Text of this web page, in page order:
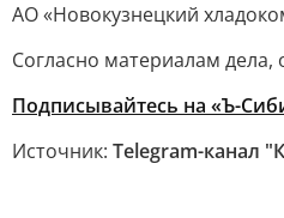
АО «Новокузнецкий
Согласно материалам
Подписывайтесь на «Ъ-
Источник: Telegram-канал